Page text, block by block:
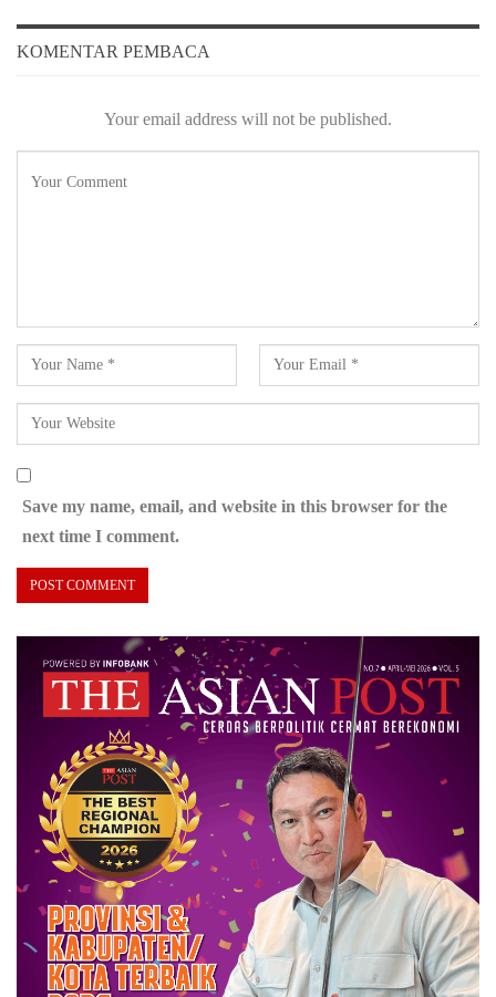
KOMENTAR PEMBACA
Your email address will not be published.
Save my name, email, and website in this browser for the
next time I comment.